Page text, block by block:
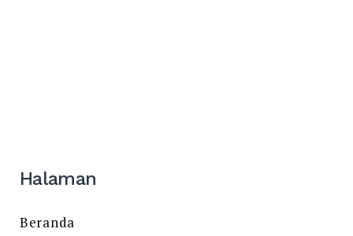
Halaman
Beranda